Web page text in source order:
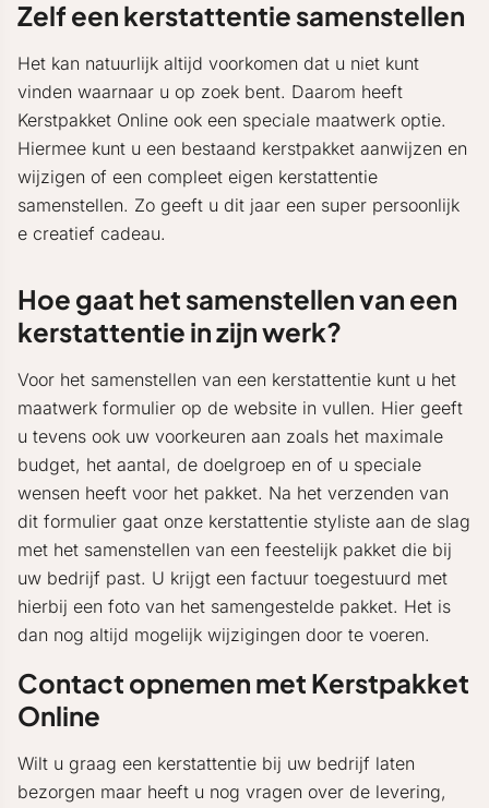
Zelf een kerstattentie samenstellen
Het kan natuurlijk altijd voorkomen dat u niet kunt
vinden waarnaar u op zoek bent. Daarom heeft
Kerstpakket Online ook een speciale maatwerk optie.
Hiermee kunt u een bestaand kerstpakket aanwijzen en
wijzigen of een compleet eigen kerstattentie
samenstellen. Zo geeft u dit jaar een super persoonlijk
e creatief cadeau.
Hoe gaat het samenstellen van een
kerstattentie in zijn werk?
Voor het samenstellen van een kerstattentie kunt u het
maatwerk formulier op de website in vullen. Hier geeft
u tevens ook uw voorkeuren aan zoals het maximale
budget, het aantal, de doelgroep en of u speciale
wensen heeft voor het pakket. Na het verzenden van
dit formulier gaat onze kerstattentie styliste aan de slag
met het samenstellen van een feestelijk pakket die bij
uw bedrijf past. U krijgt een factuur toegestuurd met
hierbij een foto van het samengestelde pakket. Het is
dan nog altijd mogelijk wijzigingen door te voeren.
Contact opnemen met Kerstpakket
Online
Wilt u graag een kerstattentie bij uw bedrijf laten
bezorgen maar heeft u nog vragen over de levering,